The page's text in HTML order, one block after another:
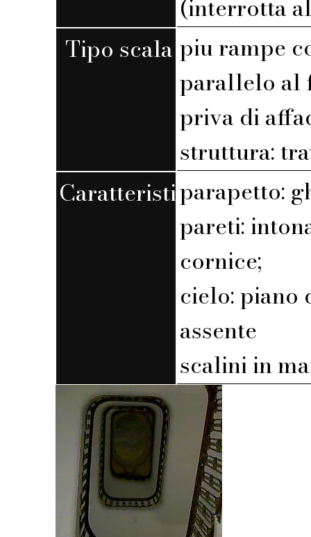
(interrotta
Tipo scala piu rampe
parallelo al
priva di
struttura:
Caratteristicheparapetto:
pareti:
cornice;
cielo: piano
assente
scalini in